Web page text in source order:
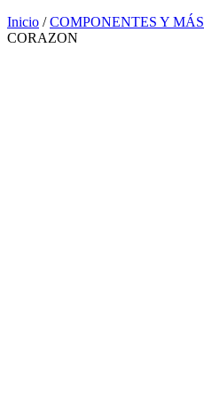
Inicio /COMPONENTES Y MÁS
CORAZON